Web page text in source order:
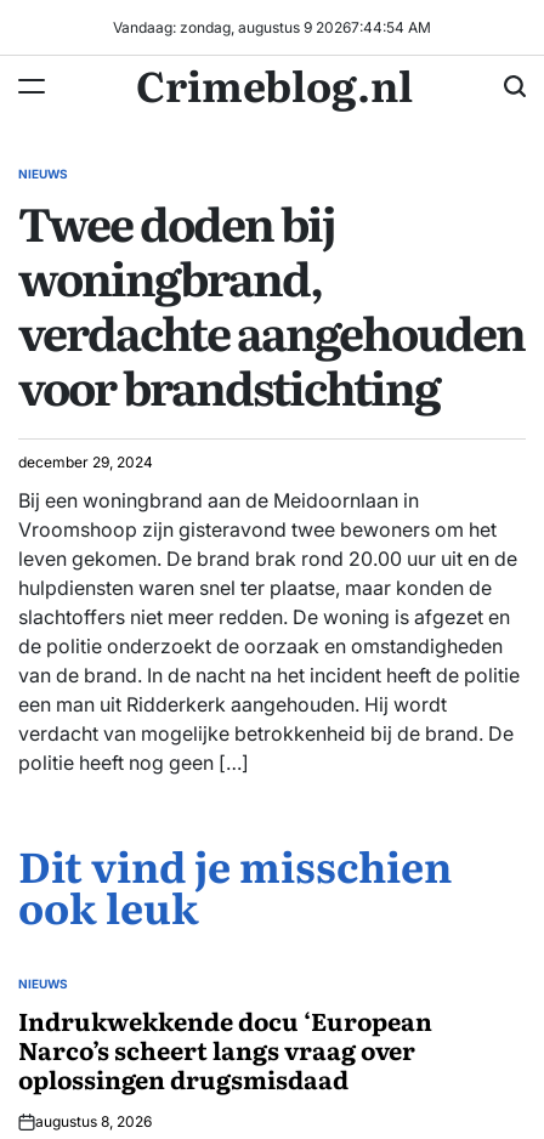
inhoud
Vandaag: zondag, augustus 9 20267:44:54 AM
Crimeblog.nl
GEPLAATST
NIEUWS
Twee doden bij
woningbrand,
verdachte aangehouden
voor brandstichting
december 29, 2024
Bij een woningbrand aan de Meidoornlaan in
Vroomshoop zijn gisteravond twee bewoners om het
leven gekomen. De brand brak rond 20.00 uur uit en de
hulpdiensten waren snel ter plaatse, maar konden de
slachtoffers niet meer redden. De woning is afgezet en
de politie onderzoekt de oorzaak en omstandigheden
van de brand. In de nacht na het incident heeft de politie
een man uit Ridderkerk aangehouden. Hij wordt
verdacht van mogelijke betrokkenheid bij de brand. De
politie heeft nog geen […]
Dit vind je misschien
ook leuk
GEPLAATST
NIEUWS
Indrukwekkende docu ‘European
Narco’s scheert langs vraag over
oplossingen drugsmisdaad
augustus 8, 2026